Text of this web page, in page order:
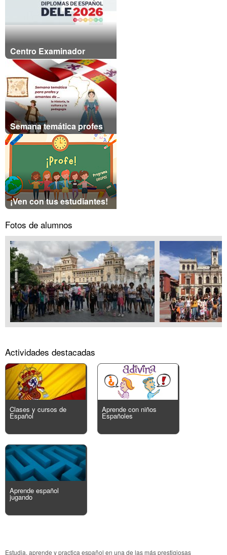
Centro Examinador
Semana temática profes
¡Ven con tus estudiantes!
Fotos de alumnos
Actividades destacadas
Clases y cursos de
Español
Aprende con niños
Españoles
Aprende español
jugando
Estudia, aprende y practica español en una de las más prestigiosas